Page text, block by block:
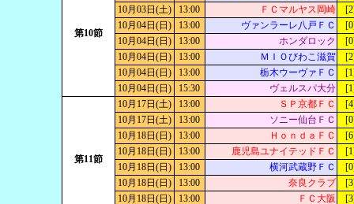
第10節
10月03日(土)
13:00 ＦＣマルヤス岡崎
10月04日(日)
13:00 ヴァンラーレ八戸ＦＣ
10月04日(日)
13:00 ホンダロック
10月04日(日)
13:00 ＭＩＯびわこ滋賀
10月04日(日)
13:00 栃木ウーヴァＦＣ
10月04日(日)
15:30 ヴェルスパ大分
第11節
10月17日(土) 13:00 ＳＰ京都ＦＣ
10月17日(土)
13:00 ソニー仙台ＦＣ
10月18日(日)
13:00 ＨｏｎｄａＦＣ
10月18日(日)
13:00 鹿児島ユナイテッドＦＣ
10月18日(日)
13:00 横河武蔵野ＦＣ
10月18日(日)
13:00 奈良クラブ
10月18日(日)
13:00 ＦＣ大阪